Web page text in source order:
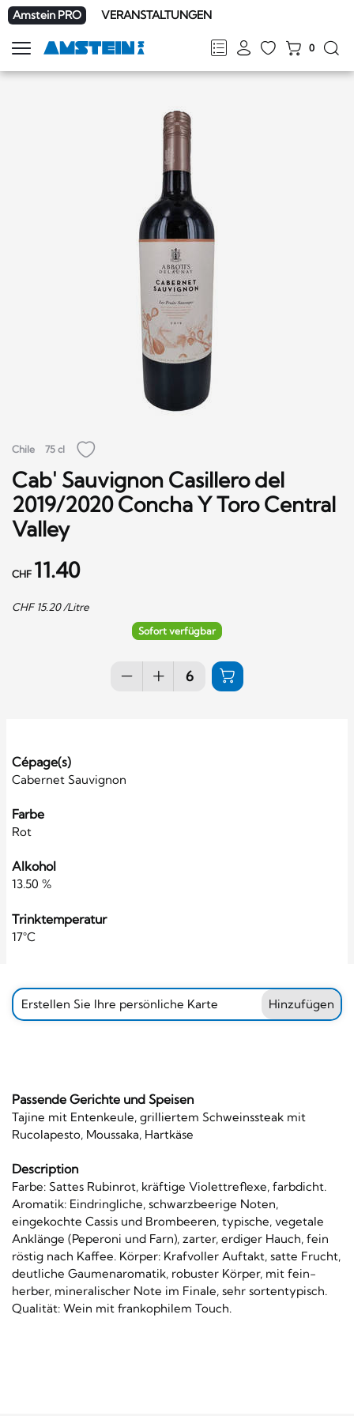
Amstein PRO VERANSTALTUNGEN
FRDEENIT
0
Navigation
zeigen
Chile 75 cl
Cab' Sauvignon Casillero del
2019/2020 Concha Y Toro Central
Valley
CHF 11.40
CHF 15.20/Litre
Sofort verfügbar
Cépage(s)
Cabernet Sauvignon
Farbe
Rot
Alkohol
13.50 %
Trinktemperatur
17°C
Erstellen Sie Ihre persönliche Karte Hinzufügen
Passende Gerichte und Speisen
Tajine mit Entenkeule, grilliertem Schweinssteak mit
Rucolapesto, Moussaka, Hartkäse
Description
Farbe: Sattes Rubinrot, kräftige Violettreflexe, farbdicht.
Aromatik: Eindringliche, schwarzbeerige Noten,
eingekochte Cassis und Brombeeren, typische, vegetale
Anklänge (Peperoni und Farn), zarter, erdiger Hauch, fein
röstig nach Kaffee. Körper: Krafvoller Auftakt, satte Frucht,
deutliche Gaumenaromatik, robuster Körper, mit fein-
herber, mineralischer Note im Finale, sehr sortentypisch.
Qualität: Wein mit frankophilem Touch.